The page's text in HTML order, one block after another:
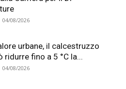
04/08/2026
urbane, il calcestruzzo
ridurre fino a 5 °C la...
04/08/2026